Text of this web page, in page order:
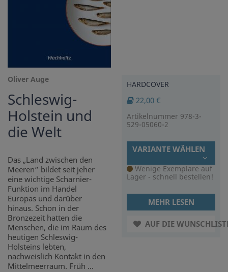
Oliver Auge
Schleswig-
Holstein und
die Welt
Das „Land zwischen den
Meeren“ bildet seit jeher
eine wichtige Scharnier-
Funktion im Handel
Europas und darüber
hinaus. Schon in der
Bronzezeit hatten die
Menschen, die im Raum des
heutigen Schleswig-
Holsteins lebten,
nachweislich Kontakt in den
Mittelmeerraum. Früh ...
HARDCOVER
22,00 €
Artikelnummer 978-3-
529-05060-2
VARIANTE WÄHLEN
Wenige Exemplare auf
Lager - schnell bestellen!
MEHR LESEN
AUF DIE